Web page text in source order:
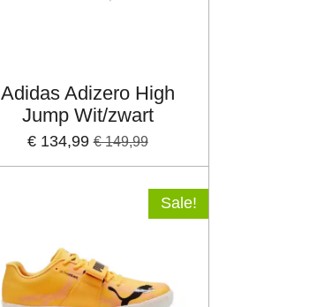
Adidas Adizero High
Jump Wit/zwart
€ 134,99 € 149,99
Sale!